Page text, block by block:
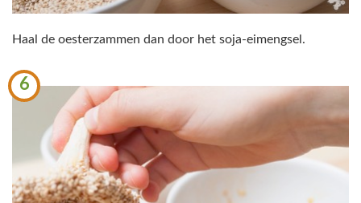
Haal de oesterzammen dan door het soja-eimengsel.
6